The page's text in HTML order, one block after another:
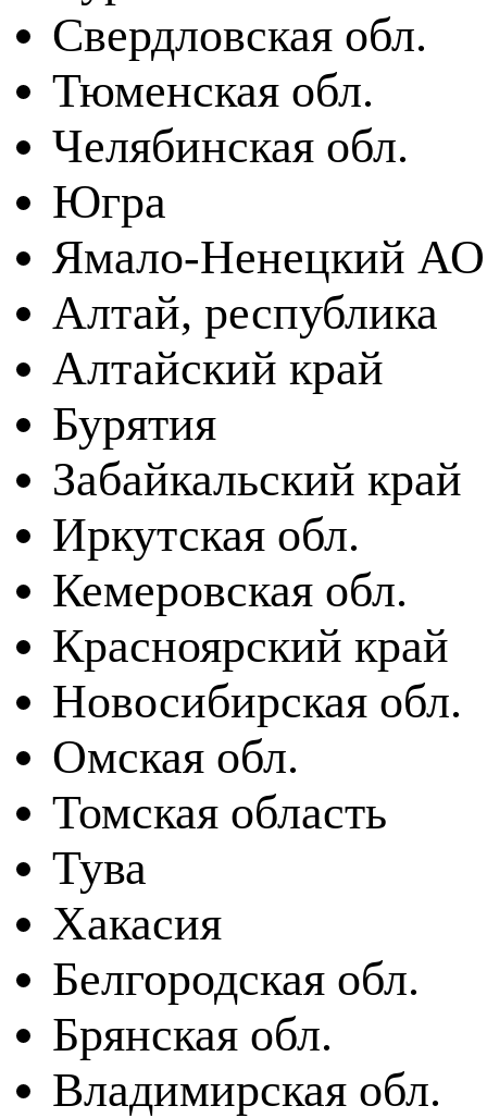
Свердловская обл.
Тюменская обл.
Челябинская обл.
Югра
Ямало-Ненецкий АО
Алтай, республика
Алтайский край
Бурятия
Забайкальский край
Иркутская обл.
Кемеровская обл.
Красноярский край
Новосибирская обл.
Омская обл.
Томская область
Тува
Хакасия
Белгородская обл.
Брянская обл.
Владимирская обл.